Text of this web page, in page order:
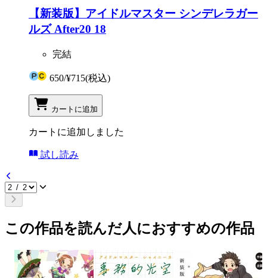
【新装版】アイドルマスター シンデレラガー
ルズ After20 18
完結
650/¥715(税込)
カートに追加
カートに追加しました
試し読み
この作品を読んだ人におすすめの作品